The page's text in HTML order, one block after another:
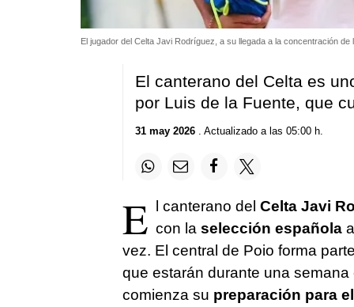
El jugador del Celta Javi Rodríguez, a su llegada a la concentración
El canterano del Celta es
por Luis de la Fuente, que
31 may 2026. Actualizado a las 05:00 h.
E l canterano del Celta Javi
con la selección española
vez. El central de Poio forma
que estarán durante una
comienza su preparación para